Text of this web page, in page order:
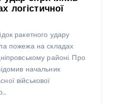
логістичної
ракетного удару
пожежа на складах
районі. Про
начальник
військової